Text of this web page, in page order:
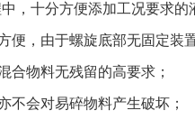
十分方便添加工况要求的
，由于螺旋底部无固定装置
物料无残留的高要求；
会对易碎物料产生破坏；